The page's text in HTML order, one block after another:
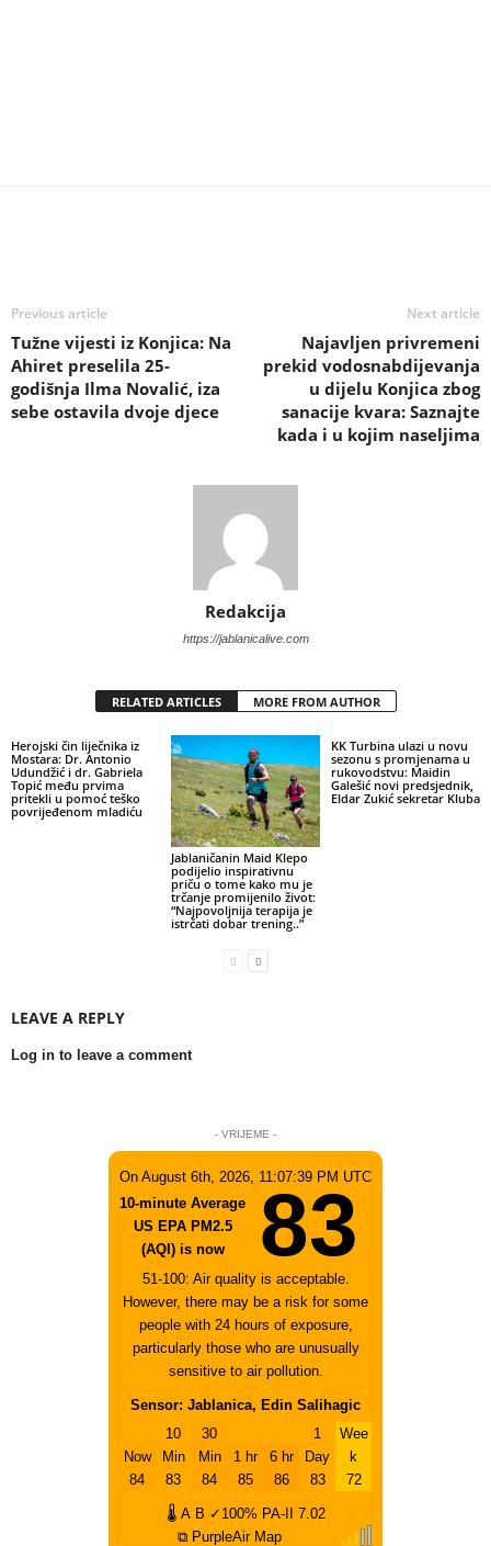
Previous article
Tužne vijesti iz Konjica: Na
Ahiret preselila 25-
godišnja Ilma Novalić, iza
sebe ostavila dvoje djece
Next article
Najavljen privremeni
prekid vodosnabdijevanja
u dijelu Konjica zbog
sanacije kvara: Saznajte
kada i u kojim naseljima
Redakcija
https://jablanicalive.com
RELATED ARTICLES MORE FROM AUTHOR
Herojski čin liječnika iz
Mostara: Dr. Antonio
Udundžić i dr. Gabriela
Topić među prvima
pritekli u pomoć teško
povrijeđenom mladiću
Jablaničanin Maid Klepo
podijelio inspirativnu
priču o tome kako mu je
trčanje promijenilo život:
“Najpovoljnija terapija je
istrčati dobar trening..”
KK Turbina ulazi u novu
sezonu s promjenama u
rukovodstvu: Maidin
Galešić novi predsjednik,
Eldar Zukić sekretar Kluba
LEAVE A REPLY
Log in to leave a comment
- VRIJEME -
On August 6th, 2026, 11:07:39 PM UTC
10-minute Average
US EPA PM2.5
(AQI) is now
83
51-100: Air quality is acceptable.
However, there may be a risk for some
people with 24 hours of exposure,
particularly those who are unusually
sensitive to air pollution.
Sensor: Jablanica, Edin Salihagic
Now
84
10
Min
83
30
Min
84
1 hr
85
6 hr
86
1
Day
83
Wee
k
72
🌡 A B ✓100% PA-II 7.02
⧉ PurpleAir Map